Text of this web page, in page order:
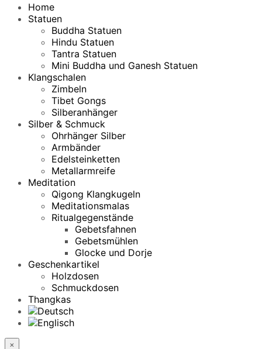
Home
Statuen
Buddha Statuen
Hindu Statuen
Tantra Statuen
Mini Buddha und Ganesh Statuen
Klangschalen
Zimbeln
Tibet Gongs
Silberanhänger
Silber & Schmuck
Ohrhänger Silber
Armbänder
Edelsteinketten
Metallarmreife
Meditation
Qigong Klangkugeln
Meditationsmalas
Ritualgegenstände
Gebetsfahnen
Gebetsmühlen
Glocke und Dorje
Geschenkartikel
Holzdosen
Schmuckdosen
Thangkas
×